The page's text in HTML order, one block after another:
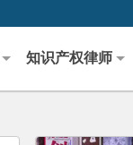
知识产权律师